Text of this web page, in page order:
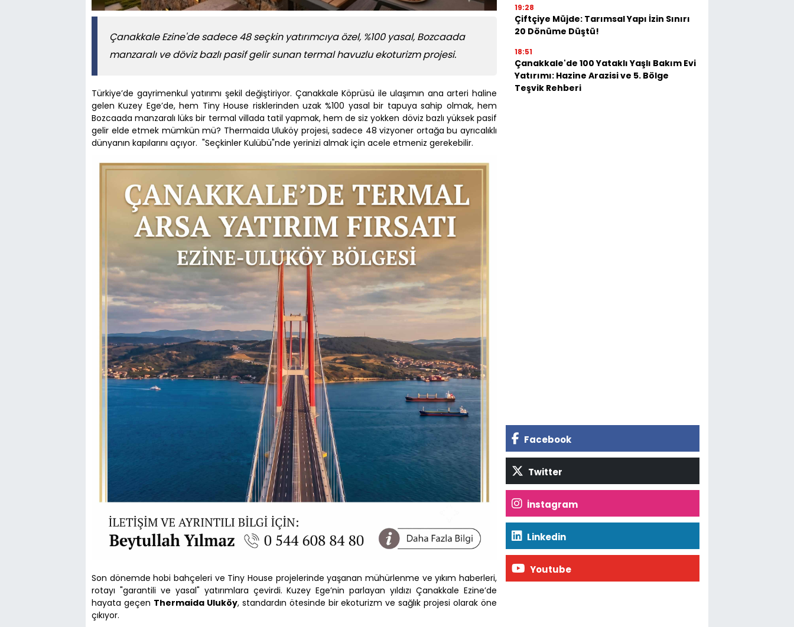
Çanakkale Ezine'de sadece 48 seçkin yatırımcıya özel, %100 yasal, Bozcaada
manzaralı ve döviz bazlı pasif gelir sunan termal havuzlu ekoturizm projesi.
Türkiye’de gayrimenkul yatırımı şekil değiştiriyor. Çanakkale Köprüsü ile ulaşımın ana arteri haline
gelen Kuzey Ege’de, hem Tiny House risklerinden uzak %100 yasal bir tapuya sahip olmak, hem
Bozcaada manzaralı lüks bir termal villada tatil yapmak, hem de siz yokken döviz bazlı yüksek pasif
gelir elde etmek mümkün mü? Thermaida Uluköy projesi, sadece 48 vizyoner ortağa bu ayrıcalıklı
dünyanın kapılarını açıyor. "Seçkinler Kulübü"nde yerinizi almak için acele etmeniz gerekebilir.
Son dönemde hobi bahçeleri ve Tiny House projelerinde yaşanan mühürlenme ve yıkım haberleri,
rotayı "garantili ve yasal" yatırımlara çevirdi. Kuzey Ege’nin parlayan yıldızı Çanakkale Ezine’de
hayata geçen Thermaida Uluköy, standardın ötesinde bir ekoturizm ve sağlık projesi olarak öne
çıkıyor.
19:28
Çiftçiye Müjde: Tarımsal Yapı İzin Sınırı
20 Dönüme Düştü!
18:51
Çanakkale'de 100 Yataklı Yaşlı Bakım Evi
Yatırımı: Hazine Arazisi ve 5. Bölge
Teşvik Rehberi
Facebook
Twitter
İnstagram
Linkedin
Youtube